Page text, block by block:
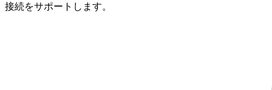
接続をサポートします。